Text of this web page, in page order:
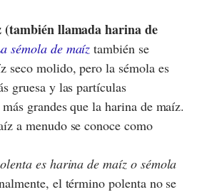
(también llamada harina de
sémola de maíz también se
seco molido, pero la sémola es
gruesa y las partículas
grandes que la harina de maíz.
a menudo se conoce como
es harina de maíz o sémola
el término polenta no se